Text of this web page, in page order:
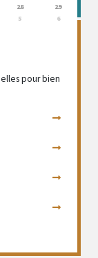
28
29
5 6
pour bien